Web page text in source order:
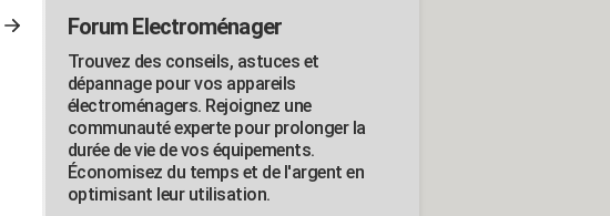
Forum Electroménager
Trouvez des conseils, astuces et
dépannage pour vos appareils
électroménagers. Rejoignez une
communauté experte pour prolonger la
durée de vie de vos équipements.
Économisez du temps et de l'argent en
optimisant leur utilisation.